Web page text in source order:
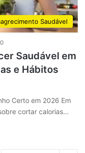
Saudável
Saudável em
e Hábitos
Certo em 2026 Em
cortar calorias…